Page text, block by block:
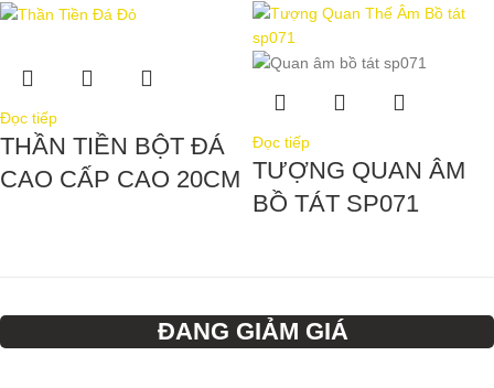
Đọc tiếp
THẦN TIỀN BỘT ĐÁ
CAO CẤP CAO 20CM
Đọc tiếp
TƯỢNG QUAN ÂM
BỒ TÁT SP071
ĐANG GIẢM GIÁ